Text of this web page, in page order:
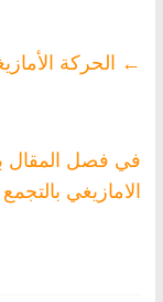
← الحركة
في فصل المقال
الامازيغي بالتجمع